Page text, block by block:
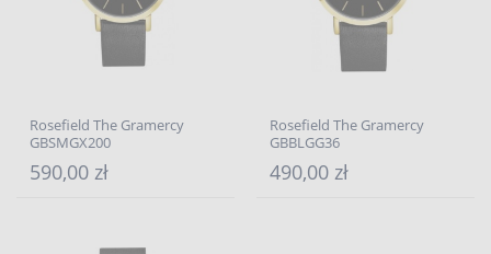
Rosefield The Gramercy
GBSMGX200
590,00 zł
Rosefield The Gramercy
GBBLGG36
490,00 zł